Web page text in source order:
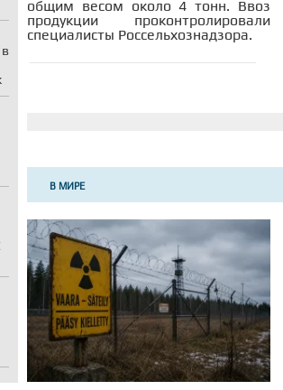
общим весом около 4 тонн. Ввоз
продукции проконтролировали
специалисты Россельхознадзора.
В МИРЕ